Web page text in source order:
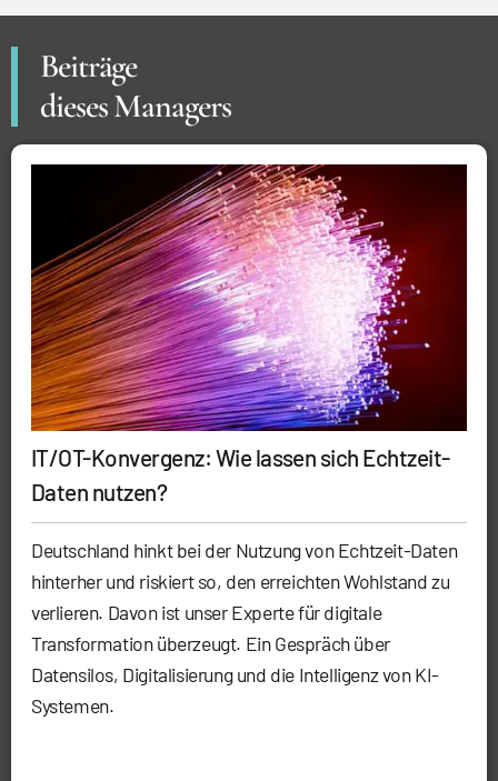
Beiträge
dieses Managers
IT/OT-Konvergenz: Wie lassen sich Echtzeit-
Daten nutzen?
Deutschland hinkt bei der Nutzung von Echtzeit-Daten
hinterher und riskiert so, den erreichten Wohlstand zu
verlieren. Davon ist unser Experte für digitale
Transformation überzeugt. Ein Gespräch über
Datensilos, Digitalisierung und die Intelligenz von KI-
Systemen.